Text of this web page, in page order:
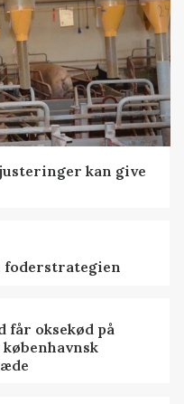
kan give
foderstrategien
får oksekød på